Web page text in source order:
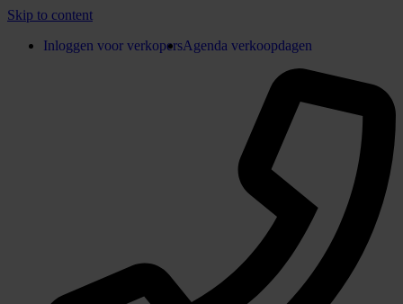
Skip to content
Inloggen voor verkopersAgenda verkoopdagen